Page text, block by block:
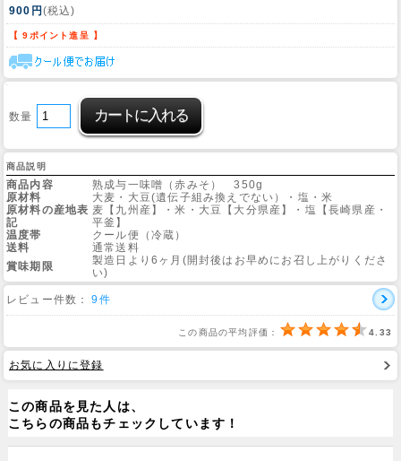
Site
900円(税込)
【 9ポイント進呈 】
数量
商品説明
商品内容
熟成与一味噌（赤みそ） 350g
原材料
大麦・大豆(遺伝子組み換えでない）・塩・米
原材料の産地表
記
麦【九州産】・米・大豆【大分県産】・塩【長崎県産・
平釜】
温度帯
クール便（冷蔵）
送料
通常送料
賞味期限
製造日より6ヶ月(開封後はお早めにお召し上がりくださ
い)
レビュー件数： 9件
この商品の平均評価： 4.33
お気に入りに登録
この商品を見た人は、
こちらの商品もチェックしています！